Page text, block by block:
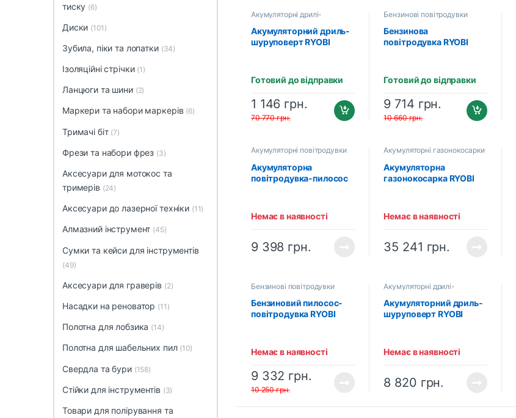
Акумуляторні дрилі-
шуруповерти
Акумуляторний дриль-
шуруповерт RYOBI
Готовий до відправки
1 146 грн.
70 770грн.
Бензинові повітродувки
Бензинова
повітродувка RYOBI
Готовий до відправки
9 714 грн.
10 660грн.
Акумуляторні повітродувки
Акумуляторна
повітродувка-пилосос
Немає в наявності
9 398 грн.
Акумуляторні газонокосарки
Акумуляторна
газонокосарка RYOBI
(1 х 6.0 Аг, зарядний
пристрій)
Немає в наявності
35 241 грн.
Бензинові повітродувки
Бензиновий пилосос-
повітродувка RYOBI
Немає в наявності
9 332 грн.
10 250грн.
Акумуляторні дрилі-
шуруповерти
Акумуляторний дриль-
шуруповерт RYOBI
Немає в наявності
8 820 грн.
тиску (6)
Диски (101)
Зубила, піки та лопатки (34)
Ізоляційні стрічки (1)
Ланцюги та шини (2)
Маркери та набори маркерів (6)
Тримачі біт (7)
Фрези та набори фрез (3)
Аксесуари для мотокос та
тримерів (24)
Аксесуари до лазерної техніки (11)
Алмазний інструмент (45)
Сумки та кейси для інструментів
(49)
Аксесуари для граверів (2)
Насадки на реноватор (11)
Полотна для лобзика (14)
Полотна для шабельних пил (10)
Свердла та бури (158)
Стійки для інструментів (3)
Товари для полірування та